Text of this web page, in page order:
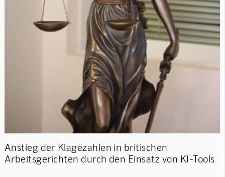
Anstieg der Klagezahlen in britischen
Arbeitsgerichten durch den Einsatz von KI-Tools